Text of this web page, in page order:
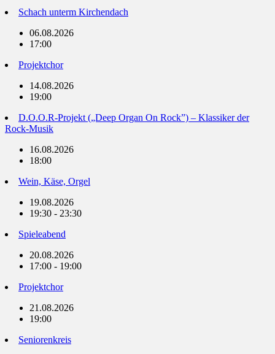
Schach unterm Kirchendach
06.08.2026
17:00
Projektchor
14.08.2026
19:00
D.O.O.R-Projekt („Deep Organ On Rock”) – Klassiker der
Rock-Musik
16.08.2026
18:00
Wein, Käse, Orgel
19.08.2026
19:30 - 23:30
Spieleabend
20.08.2026
17:00 - 19:00
Projektchor
21.08.2026
19:00
Seniorenkreis